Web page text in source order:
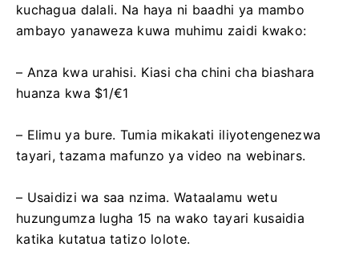
kuchagua dalali. Na haya ni baadhi ya mambo
ambayo yanaweza kuwa muhimu zaidi kwako:
– Anza kwa urahisi. Kiasi cha chini cha biashara
huanza kwa $1/€1
– Elimu ya bure. Tumia mikakati iliyotengenezwa
tayari, tazama mafunzo ya video na webinars.
– Usaidizi wa saa nzima. Wataalamu wetu
huzungumza lugha 15 na wako tayari kusaidia
katika kutatua tatizo lolote.